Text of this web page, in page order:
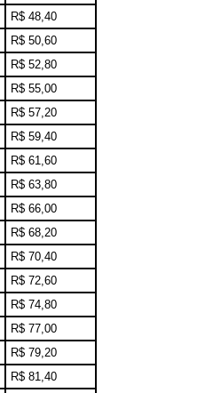
R$ 48,40
R$ 50,60
R$ 52,80
R$ 55,00
R$ 57,20
R$ 59,40
R$ 61,60
R$ 63,80
R$ 66,00
R$ 68,20
R$ 70,40
R$ 72,60
R$ 74,80
R$ 77,00
R$ 79,20
R$ 81,40